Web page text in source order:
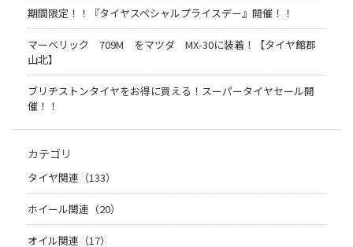
期間限定！！『タイヤスペシャルプライスデー』開催！！
マーベリック 709M をマツダ MX-30に装着！【タイヤ館郡
山北】
ブリヂストンタイヤをお得に買える！スーパータイヤセール開
催！！
カテゴリ
タイヤ関連（133）
ホイール関連（20）
オイル関連（17）